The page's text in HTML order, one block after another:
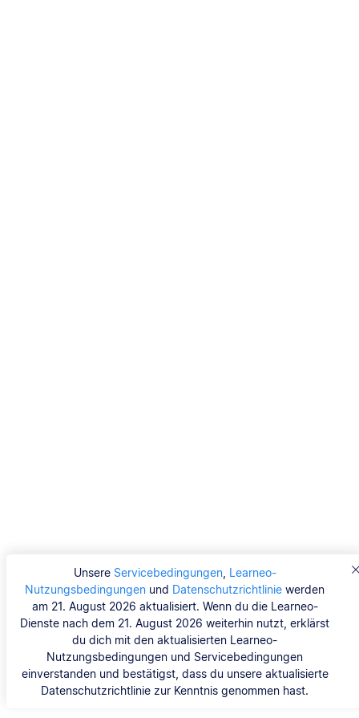
Unsere Servicebedingungen, Learneo-
Nutzungsbedingungen und Datenschutzrichtlinie werden
am 21. August 2026 aktualisiert. Wenn du die Learneo-
Dienste nach dem 21. August 2026 weiterhin nutzt, erklärst
du dich mit den aktualisierten Learneo-
Nutzungsbedingungen und Servicebedingungen
einverstanden und bestätigst, dass du unsere aktualisierte
Datenschutzrichtlinie zur Kenntnis genommen hast.